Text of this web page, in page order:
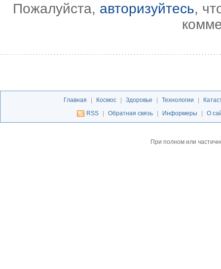
Пожалуйста, авторизуйтесь,
Главная Космос Здоровье Технологии
RSS
Обратная связь Информеры О
При полном или